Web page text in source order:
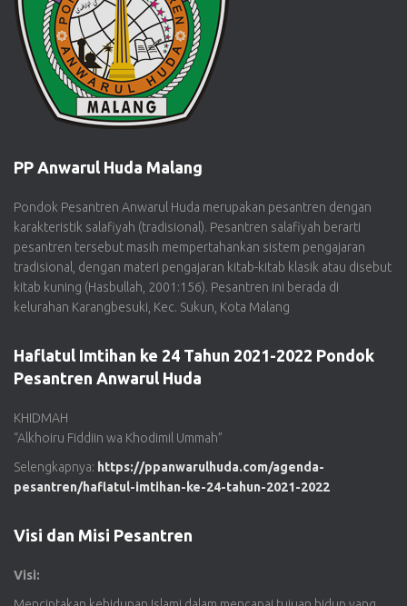
PP Anwarul Huda Malang
Pondok Pesantren Anwarul Huda merupakan pesantren dengan
karakteristik salafiyah (tradisional). Pesantren salafiyah berarti
pesantren tersebut masih mempertahankan sistem pengajaran
tradisional, dengan materi pengajaran kitab-kitab klasik atau disebut
kitab kuning (Hasbullah, 2001:156). Pesantren ini berada di
kelurahan Karangbesuki, Kec. Sukun, Kota Malang
Haflatul Imtihan ke 24 Tahun 2021-2022 Pondok
Pesantren Anwarul Huda
KHIDMAH
“Alkhoiru Fiddiin wa Khodimil Ummah”
Selengkapnya: https://ppanwarulhuda.com/agenda-
pesantren/haflatul-imtihan-ke-24-tahun-2021-2022
Visi dan Misi Pesantren
Visi: